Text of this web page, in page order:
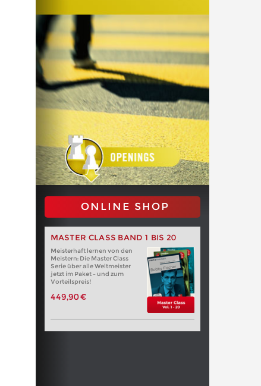
ONLINE SHOP
MASTER CLASS BAND 1 BIS 20
Meisterhaft lernen von den
Meistern: Die Master Class
Serie über alle Weltmeister
jetzt im Paket – und zum
Vorteilspreis!
449,90 €